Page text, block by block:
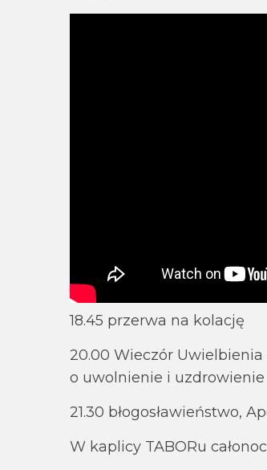
18.45 przerwa na kolację
20.00 Wieczór
o uwolnienie i uzdrowienie
21.30 błogosławieństwo,
W kaplicy TABORu